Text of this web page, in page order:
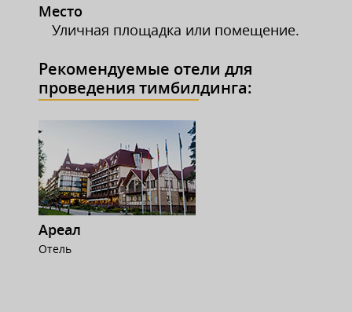
Место
Уличная площадка или помещение.
Рекомендуемые отели для
проведения тимбилдинга:
Ареал
Отель